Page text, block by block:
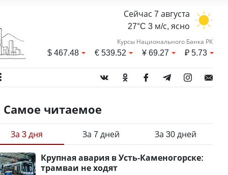
Сейчас 7 августа
27°C 3 м/с, ясно
Курсы Национального Банка РК
$467.48 €539.52 ¥69.27 ₽5.73
Самое читаемое
За 3 дня За 7 дней За 30 дней
Крупная авария в Усть-Каменогорске:
трамваи не ходят